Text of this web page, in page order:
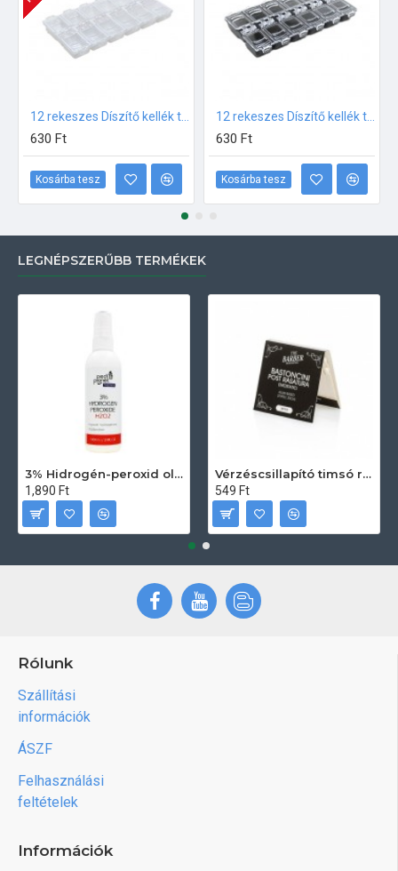
630 Ft
Kosárba tesz
630 Ft
Kosárba tesz
LEGNÉPSZERŰBB TERMÉKEK
3% Hidrogén-peroxid oldat (sebfertőtlenítő) 100ml
1,890 Ft
Vérzéscsillapító timsó rúd 20db
549 Ft
Rólunk
Szállítási
információk
ÁSZF
Felhasználási
feltételek
Információk